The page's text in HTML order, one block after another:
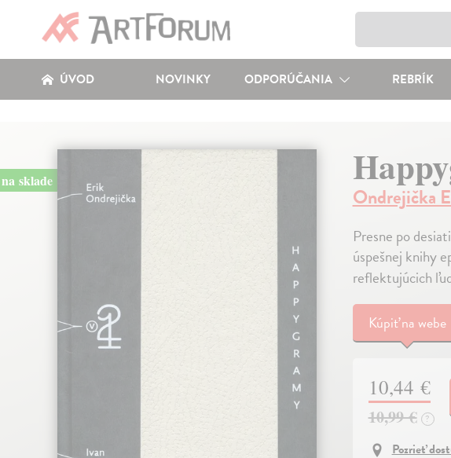
ÚVOD NOVINKY ODPORÚČANIA REBRÍK
na sklade
Ondrejička
Presne po
úspešnej knihy
reflektujúcich
Kúpiťna webe
10,44 €
10,99 € ?
Pozrieť